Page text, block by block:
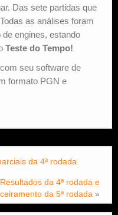
Das sete partidas que
as análises foram
engines, estando
Teste do Tempo!
seu software de
formato PGN e
da 4ª rodada
da 4ª rodada e
da 5ª rodada »